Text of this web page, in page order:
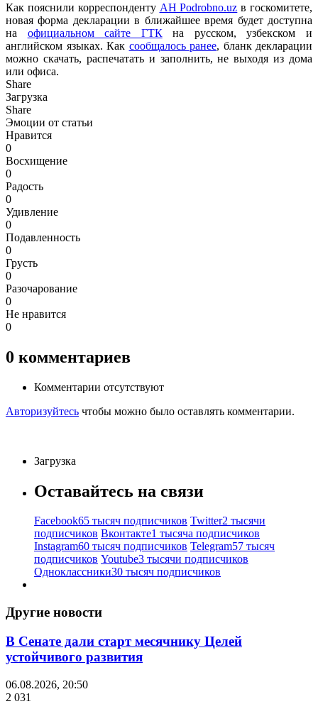
Как пояснили корреспонденту АН Podrobno.uz в госкомитете,
новая форма декларации в ближайшее время будет доступна
на официальном сайте ГТКна русском, узбекском и
английском языках. Как сообщалось ранее, бланк декларации
можно скачать, распечатать и заполнить, не выходя из дома
или офиса.
Share
Загрузка
Share
Эмоции от статьи
Нравится
0
Восхищение
0
Радость
0
Удивление
0
Подавленность
0
Грусть
0
Разочарование
0
Не нравится
0
0 комментариев
Комментарии отсутствуют
Авторизуйтесь чтобы можно было оставлять комментарии.
Загрузка
Оставайтесь на связи
Facebook65 тысяч подписчиков Twitter2 тысячи
подписчиков Вконтакте1 тысяча подписчиков
Instagram60 тысяч подписчиков Telegram57 тысяч
подписчиков Youtube3 тысячи подписчиков
Одноклассники30 тысяч подписчиков
Другие новости
В Сенате дали старт месячнику Целей
устойчивого развития
06.08.2026, 20:50
2 031